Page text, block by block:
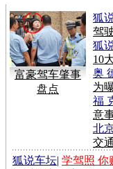
富豪驾车肇事
盘点
狐
驾
狐
10
奥
为
福
意
北
交
狐说车坛| 学驾照 你